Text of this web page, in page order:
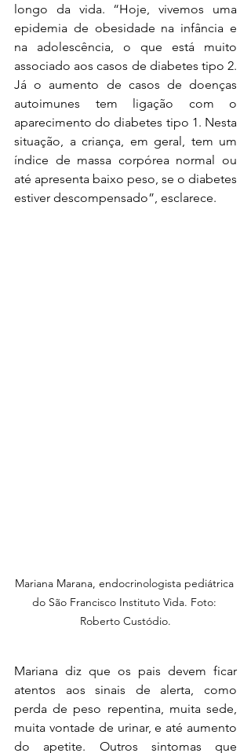
longo da vida. “Hoje, vivemos uma
epidemia de obesidade na infância e
na adolescência, o que está muito
associado aos casos de diabetes tipo 2.
Já o aumento de casos de doenças
autoimunes tem ligação com o
aparecimento do diabetes tipo 1. Nesta
situação, a criança, em geral, tem um
índice de massa corpórea normal ou
até apresenta baixo peso, se o diabetes
estiver descompensado”, esclarece.
Mariana Marana, endocrinologista pediátrica
do São Francisco Instituto Vida. Foto:
Roberto Custódio.
Mariana diz que os pais devem ficar
atentos aos sinais de alerta, como
perda de peso repentina, muita sede,
muita vontade de urinar, e até aumento
do apetite. Outros sintomas que